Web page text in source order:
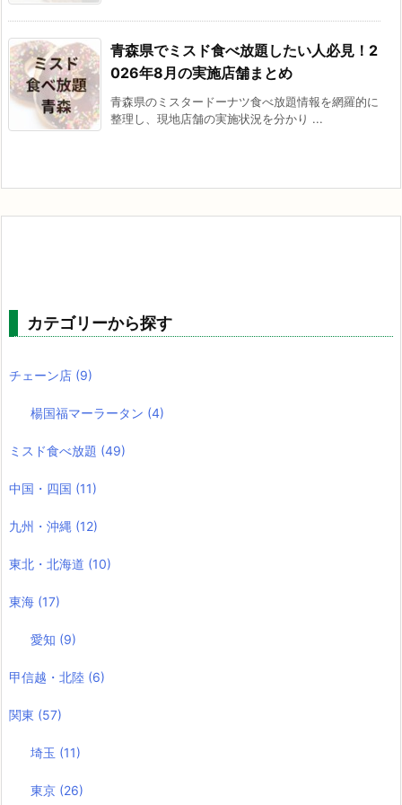
青森県でミスド食べ放題したい人必見！2
026年8月の実施店舗まとめ
青森県のミスタードーナツ食べ放題情報を網羅的に
整理し、現地店舗の実施状況を分かり ...
カテゴリーから探す
チェーン店 (9)
楊国福マーラータン (4)
ミスド食べ放題 (49)
中国・四国 (11)
九州・沖縄 (12)
東北・北海道 (10)
東海 (17)
愛知 (9)
甲信越・北陸 (6)
関東 (57)
埼玉 (11)
東京 (26)